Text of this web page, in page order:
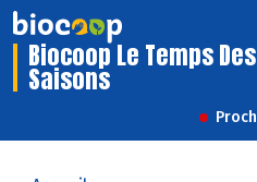
Biocoop Le Temps Des
Saisons